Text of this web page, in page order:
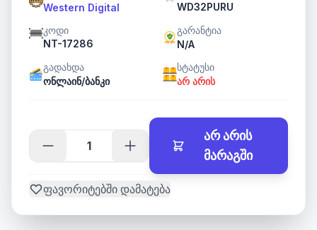
Western Digital
WD32PURU
კოდი
NT-17286
გარანტია
N/A
გადახდა
ონლაინ/ბანკი
სტატუსი
არ არის
არ არის
მარაგში
ფავორიტებში დამატება